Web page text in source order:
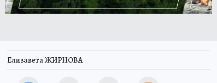
Елизавета ЖИРНОВА